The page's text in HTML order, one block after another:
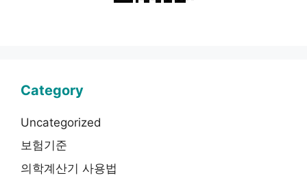
Category
Uncategorized
보험기준
의학계산기 사용법